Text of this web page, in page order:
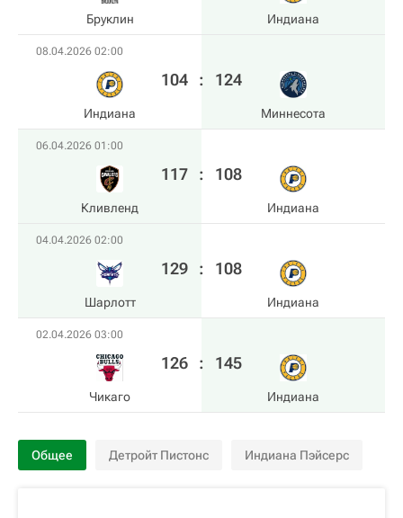
Бруклин Индиана
08.04.2026 02:00
Индиана
104 : 124
Миннесота
06.04.2026 01:00
Кливленд
117 : 108
Индиана
04.04.2026 02:00
Шарлотт
129 : 108
Индиана
02.04.2026 03:00
Чикаго
126 : 145
Индиана
Общее Детройт Пистонс Индиана Пэйсерс